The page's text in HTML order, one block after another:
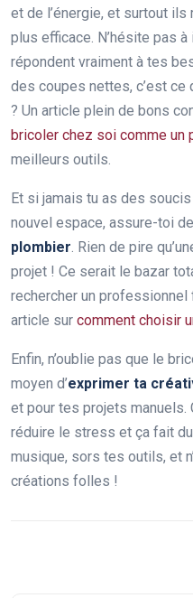
et de l’énergie, et surtout
plus efficace. N’hésite pas
répondent vraiment à tes
des coupes nettes, c’est ce
? Un article plein de bons
bricoler chez soi comme un
meilleurs outils.
Et si jamais tu as des
nouvel espace, assure-toi
plombier. Rien de pire
projet ! Ce serait le bazar
rechercher un
article sur comment choisir
Enfin, n’oublie pas que le
moyen d’exprimer ta
et pour tes projets manuels.
réduire le stress et ça fait
musique, sors tes outils, et
créations folles !